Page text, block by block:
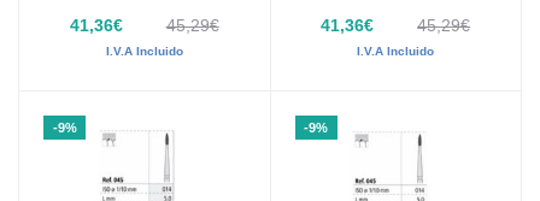
41,36€ 45,29€
I.V.A Incluido
41,36€ 45,29€
I.V.A Incluido
-9% -9%